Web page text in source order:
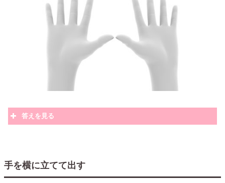
答えを見る
手を横に立てて出す